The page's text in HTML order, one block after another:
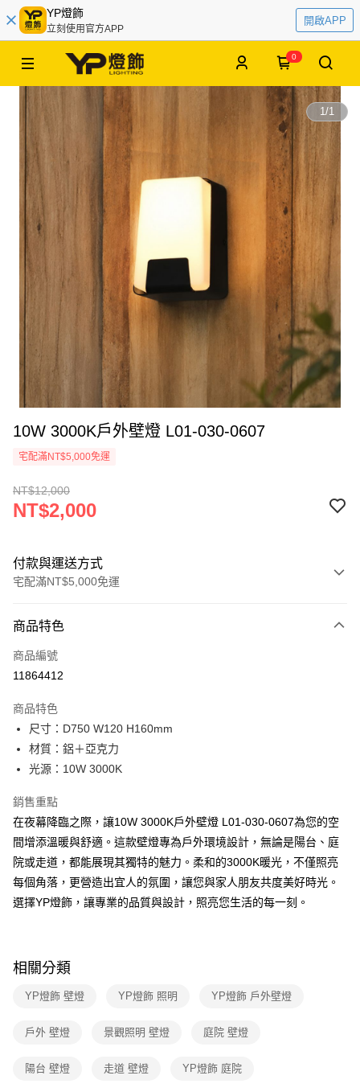
YP燈飾
立刻使用官方APP
開啟APP
0
1/1
10W 3000K戶外壁燈 L01-030-0607
宅配滿NT$5,000免運
NT$12,000
NT$2,000
付款與運送方式
宅配滿NT$5,000免運
信用卡一次付款
LINE Pay
街口支付
悠遊付
全盈+PAY
AFTEE先享後付
相關說明
【關於「AFTEE先享後付」】
AFTEE先享後付是「在收到商品之後才付款」的支付方式。 讓您購物簡單
便利好安心！
１．於結帳方式選擇「AFTEE先享後付」後，將跳轉至「AFTEE先享後付」
２．訂單成立數日內，您將收到繳費通知簡訊。
３．收到繳費通知簡訊後14天內，點擊此簡訊中的連結，可透過四大超商／
※ 請注意：結帳手續完成當下不需立刻繳費，但若您需要取消訂單，請聯絡
新竹貨運宅配
商品特色
商品編號
11864412
商品特色
尺寸：D750 W120 H160mm
材質：鋁＋亞克力
光源：10W 3000K
銷售重點
在夜幕降臨之際，讓10W 3000K戶外壁燈 L01-030-0607為您的空
間增添溫暖與舒適。這款壁燈專為戶外環境設計，無論是陽台、庭
院或走道，都能展現其獨特的魅力。柔和的3000K暖光，不僅照亮
每個角落，更營造出宜人的氛圍，讓您與家人朋友共度美好時光。
選擇YP燈飾，讓專業的品質與設計，照亮您生活的每一刻。
相關分類
YP燈飾 壁燈 YP燈飾 照明 YP燈飾 戶外壁燈
戶外 壁燈 景觀照明 壁燈 庭院 壁燈
陽台 壁燈 走道 壁燈 YP燈飾 庭院